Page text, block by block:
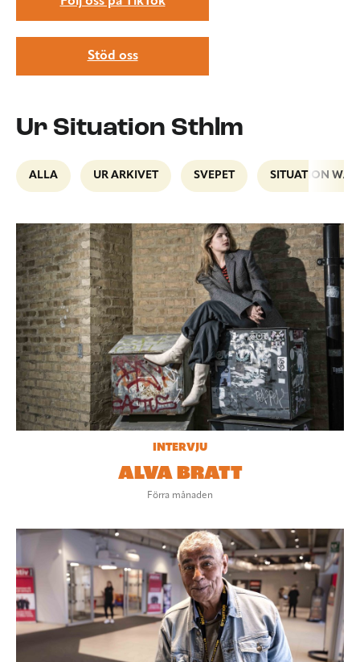
Stöd oss
Ur Situation Sthlm
ALLA UR ARKIVET SVEPET SITUATION
INTERVJU
ALVA BRATT
Förra månaden